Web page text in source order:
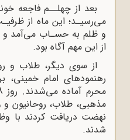
می‌رسیـد؛ این ماه از
و ظلم به حسـاب می‌آمد و
از این مهم آگاه بود.
از سوی دیگر، طلاب و
رهنمودهای امام خمینی،
مذهبی، طلاب، روحانیون
نهضت دریافت کردند با
شدند.